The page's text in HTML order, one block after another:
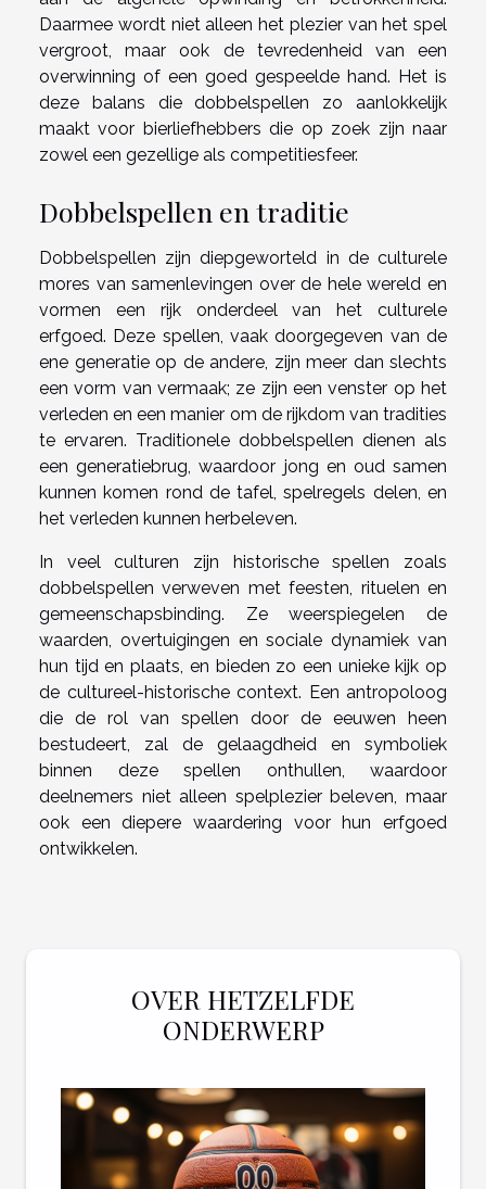
Daarmee wordt niet alleen het plezier van het spel
vergroot, maar ook de tevredenheid van een
overwinning of een goed gespeelde hand. Het is
deze balans die dobbelspellen zo aanlokkelijk
maakt voor bierliefhebbers die op zoek zijn naar
zowel een gezellige als competitiesfeer.
Dobbelspellen en traditie
Dobbelspellen zijn diepgeworteld in de culturele
mores van samenlevingen over de hele wereld en
vormen een rijk onderdeel van het culturele
erfgoed. Deze spellen, vaak doorgegeven van de
ene generatie op de andere, zijn meer dan slechts
een vorm van vermaak; ze zijn een venster op het
verleden en een manier om de rijkdom van tradities
te ervaren. Traditionele dobbelspellen dienen als
een generatiebrug, waardoor jong en oud samen
kunnen komen rond de tafel, spelregels delen, en
het verleden kunnen herbeleven.
In veel culturen zijn historische spellen zoals
dobbelspellen verweven met feesten, rituelen en
gemeenschapsbinding. Ze weerspiegelen de
waarden, overtuigingen en sociale dynamiek van
hun tijd en plaats, en bieden zo een unieke kijk op
de cultureel-historische context. Een antropoloog
die de rol van spellen door de eeuwen heen
bestudeert, zal de gelaagdheid en symboliek
binnen deze spellen onthullen, waardoor
deelnemers niet alleen spelplezier beleven, maar
ook een diepere waardering voor hun erfgoed
ontwikkelen.
OVER HETZELFDE
ONDERWERP